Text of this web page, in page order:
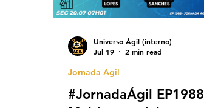
Agilidade ESG
#JornadaÁgil EP1988
Jornada Agil
Universo Ágil (interno)
Jul 19
2 min read